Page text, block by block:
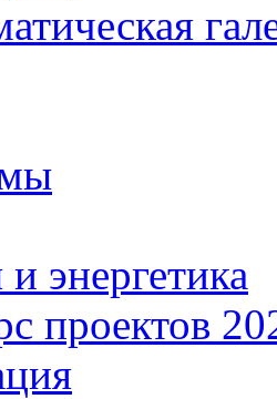
энергетика
проектов